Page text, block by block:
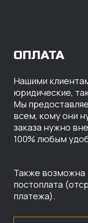
МЫ
УСЛОВИЯ НА
НАШИХ
Оставьте свои
наши специалисты
назовут цены и
по нужным